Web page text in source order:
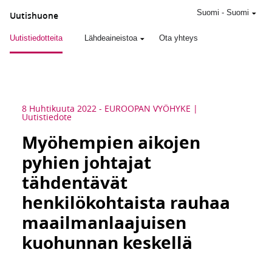
Uutishuone
Uutistiedotteita Lähdeaineistoa Ota yhteys
Suomi - Suomi
8 Huhtikuuta 2022 - EUROOPAN VYÖHYKE
Uutistiedote
Myöhempien aikojen
pyhien johtajat
tähdentävät
henkilökohtaista rauhaa
maailmanlaajuisen
kuohunnan keskellä